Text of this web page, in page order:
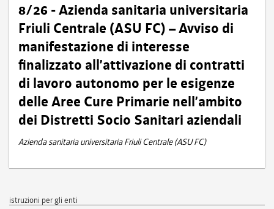
8/26 - Azienda sanitaria universitaria
Friuli Centrale (ASU FC) – Avviso di
manifestazione di interesse
finalizzato all’attivazione di contratti
di lavoro autonomo per le esigenze
delle Aree Cure Primarie nell’ambito
dei Distretti Socio Sanitari aziendali
Azienda sanitaria universitaria Friuli Centrale (ASU FC)
istruzioni per gli enti